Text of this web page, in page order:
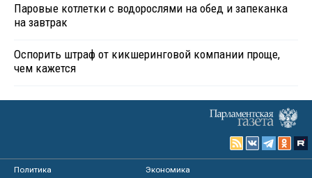
Паровые котлетки с водорослями на обед и запеканка
на завтрак
Оспорить штраф от кикшеринговой компании проще,
чем кажется
Политика
Экономика